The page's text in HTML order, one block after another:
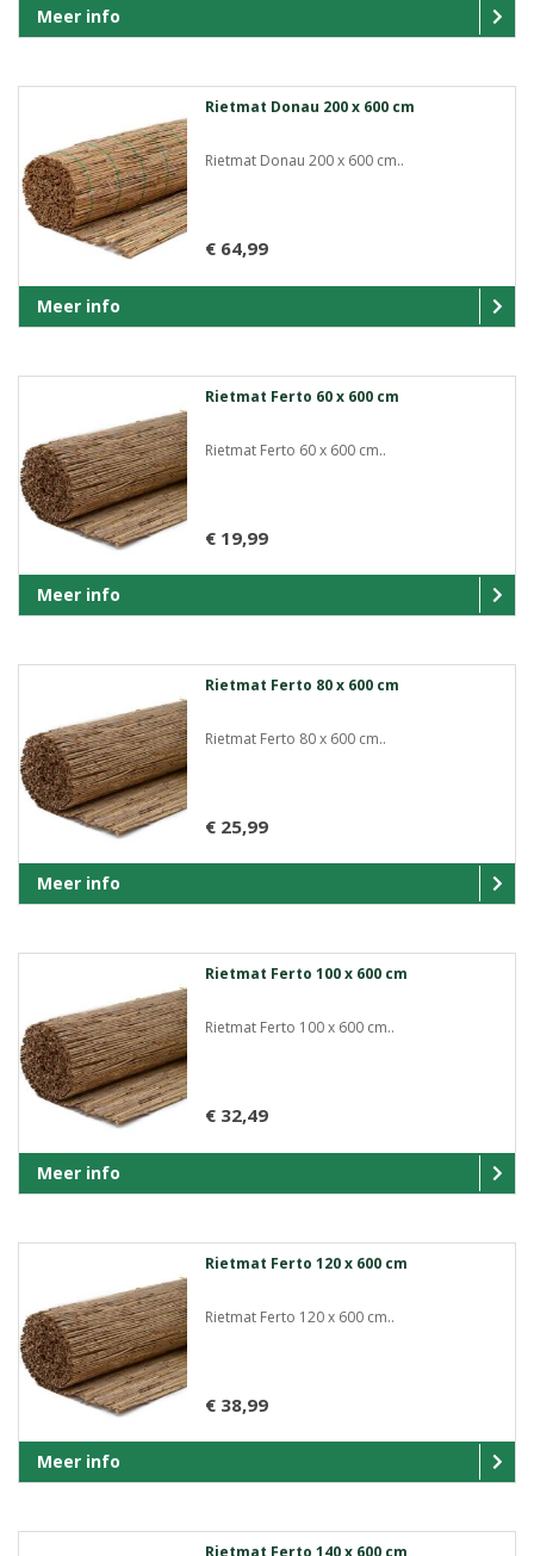
Meer info
Rietmat Donau 200 x 600 cm
Rietmat Donau 200 x 600 cm..
€ 64,99
Meer info
Rietmat Ferto 60 x 600 cm
Rietmat Ferto 60 x 600 cm..
€ 19,99
Meer info
Rietmat Ferto 80 x 600 cm
Rietmat Ferto 80 x 600 cm..
€ 25,99
Meer info
Rietmat Ferto 100 x 600 cm
Rietmat Ferto 100 x 600 cm..
€ 32,49
Meer info
Rietmat Ferto 120 x 600 cm
Rietmat Ferto 120 x 600 cm..
€ 38,99
Meer info